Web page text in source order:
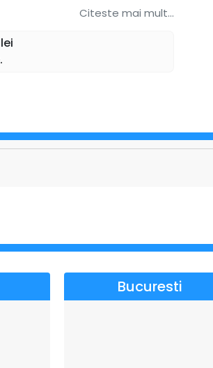
lucrează cu o mână de oameni
un rol, actorii Pavel Bârsan,
ziua nunții”, „Fanteziile soțului
Citeste mai mult...
Bucuresti